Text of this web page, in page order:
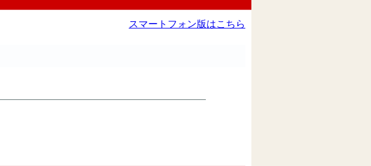
スマートフォン版はこちら